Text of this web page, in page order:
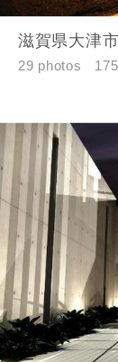
滋賀県大津
29 photos
お名前